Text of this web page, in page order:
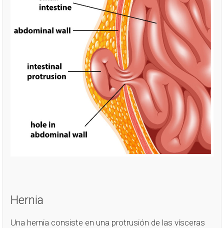
Hernia
Una hernia consiste en una protrusión de las vísceras